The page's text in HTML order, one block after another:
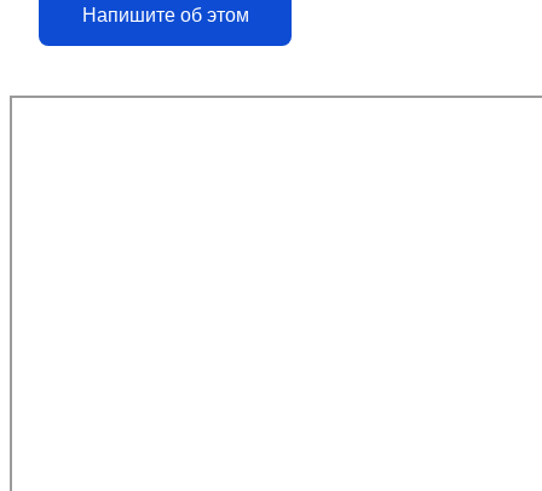
Напишите об этом